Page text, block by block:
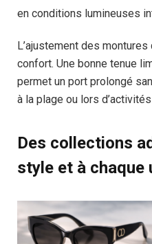
en conditions lumineuses
L’ajustement des
confort. Une bonne tenue
permet un port prolongé
à la plage ou lors
Des collections
style et à chaque